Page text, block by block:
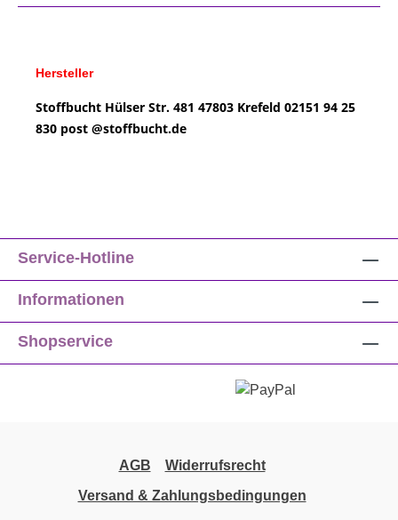
Hersteller
Stoffbucht Hülser Str. 481 47803 Krefeld 02151 94 25
830 post @stoffbucht.de
Service-Hotline
Informationen
Shopservice
AGB
Widerrufsrecht
Versand & Zahlungsbedingungen